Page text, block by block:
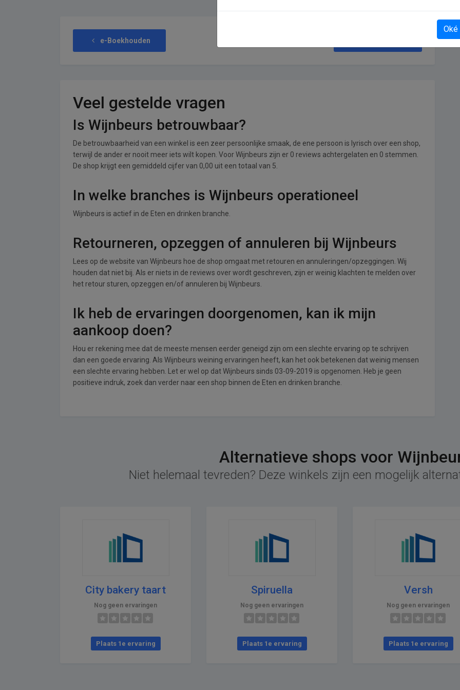
e-Boekhouden
Veel gestelde vragen
Is Wijnbeurs betrouwbaar?
De betrouwbaarheid van een winkel is een zeer persoonlijke smaak, de ene persoon is lyrisch over een shop,
terwijl de ander er nooit meer iets wilt kopen. Voor Wijnbeurs zijn er 0 reviews achtergelaten en 0 stemmen.
De shop krijgt een gemiddeld cijfer van 0,00 uit een totaal van 5.
In welke branches is Wijnbeurs operationeel
Wijnbeurs is actief in de Eten en drinken branche.
Retourneren, opzeggen of annuleren bij Wijnbeurs
Lees op de website van Wijnbeurs hoe de shop omgaat met retouren en annuleringen/opzeggingen. Wij
houden dat niet bij. Als er niets in de reviews over wordt geschreven, zijn er weinig klachten te melden over
het retour sturen, opzeggen en/of annuleren bij Wijnbeurs.
Ik heb de ervaringen doorgenomen, kan ik mijn
aankoop doen?
Hou er rekening mee dat de meeste mensen eerder geneigd zijn om een slechte ervaring op te schrijven
dan een goede ervaring. Als Wijnbeurs weining ervaringen heeft, kan het ook betekenen dat weinig mensen
een slechte ervaring hebben. Let er wel op dat Wijnbeurs sinds 03-09-2019 is opgenomen. Heb je geen
positieve indruk, zoek dan verder naar een shop binnen de Eten en drinken branche.
Alternatieve shops voor
Niet helemaal tevreden? Deze winkels zijn een mogelijk
City bakery taart
Nog geen ervaringen
Plaats 1e ervaring
Spiruella
Nog geen ervaringen
Plaats 1e ervaring
Versh
Nog geen ervaringen
Plaats 1e ervaring
Oké